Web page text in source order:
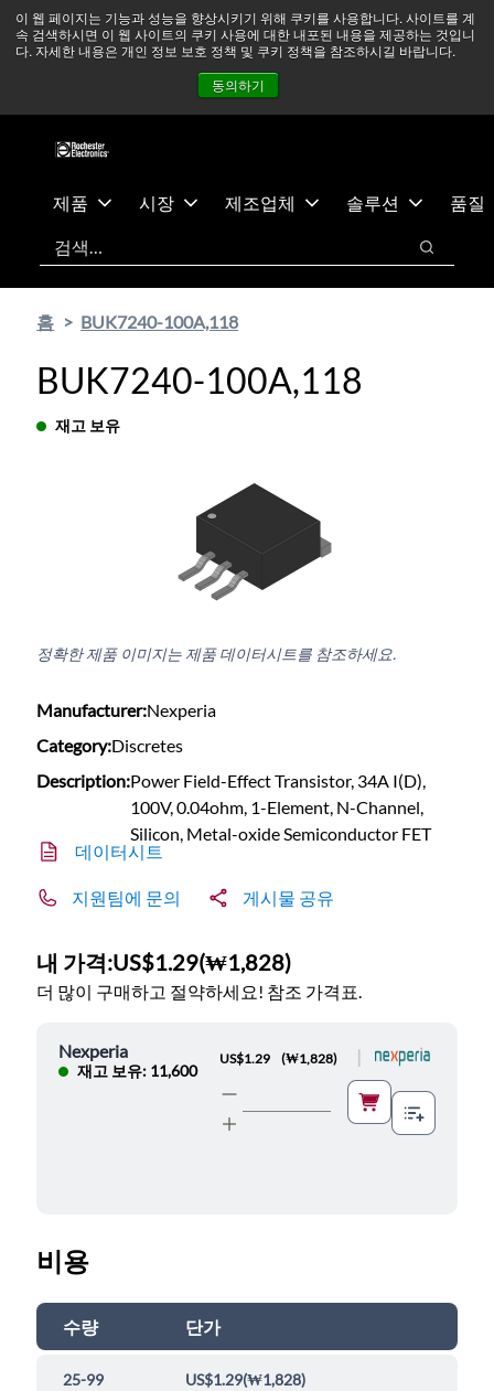
이 웹 페이지는 기능과 성능을 향상시키기 위해 쿠키를 사용합니다. 사이트를 계
속 검색하시면 이 웹 사이트의 쿠키 사용에 대한 내포된 내용을 제공하는 것입니
다. 자세한 내용은 개인 정보 보호 정책 및 쿠키 정책을 참조하시길 바랍니다.
동의하기
츠
건
중동 지역 상황을 지속적으로 주시하고 있으며, 모든 서비스는
정상적으로 운영되고 있습니다. 더 읽어보기 →
뉴스
문의하기
제품 시장 제조업체 솔루션
품질
검색
검색
홈 BUK7240-100A,118
BUK7240-100A,118
재고 보유
정확한 제품 이미지는 제품 데이터시트를 참조하세요.
Manufacturer:Nexperia
Category:Discretes
Description:Power Field-Effect Transistor, 34A I(D),
100V, 0.04ohm, 1-Element, N-Channel,
Silicon, Metal-oxide Semiconductor FET
데이터시트
지원팀에 문의 게시물 공유
내 가격:US$1.29(₩1,828)
더 많이 구매하고 절약하세요! 참조 가격표.
Nexperia
재고 보유: 11,600
US$1.29 (₩1,828)
비용
수량 단가
25-99 US$1.29(₩1,828)